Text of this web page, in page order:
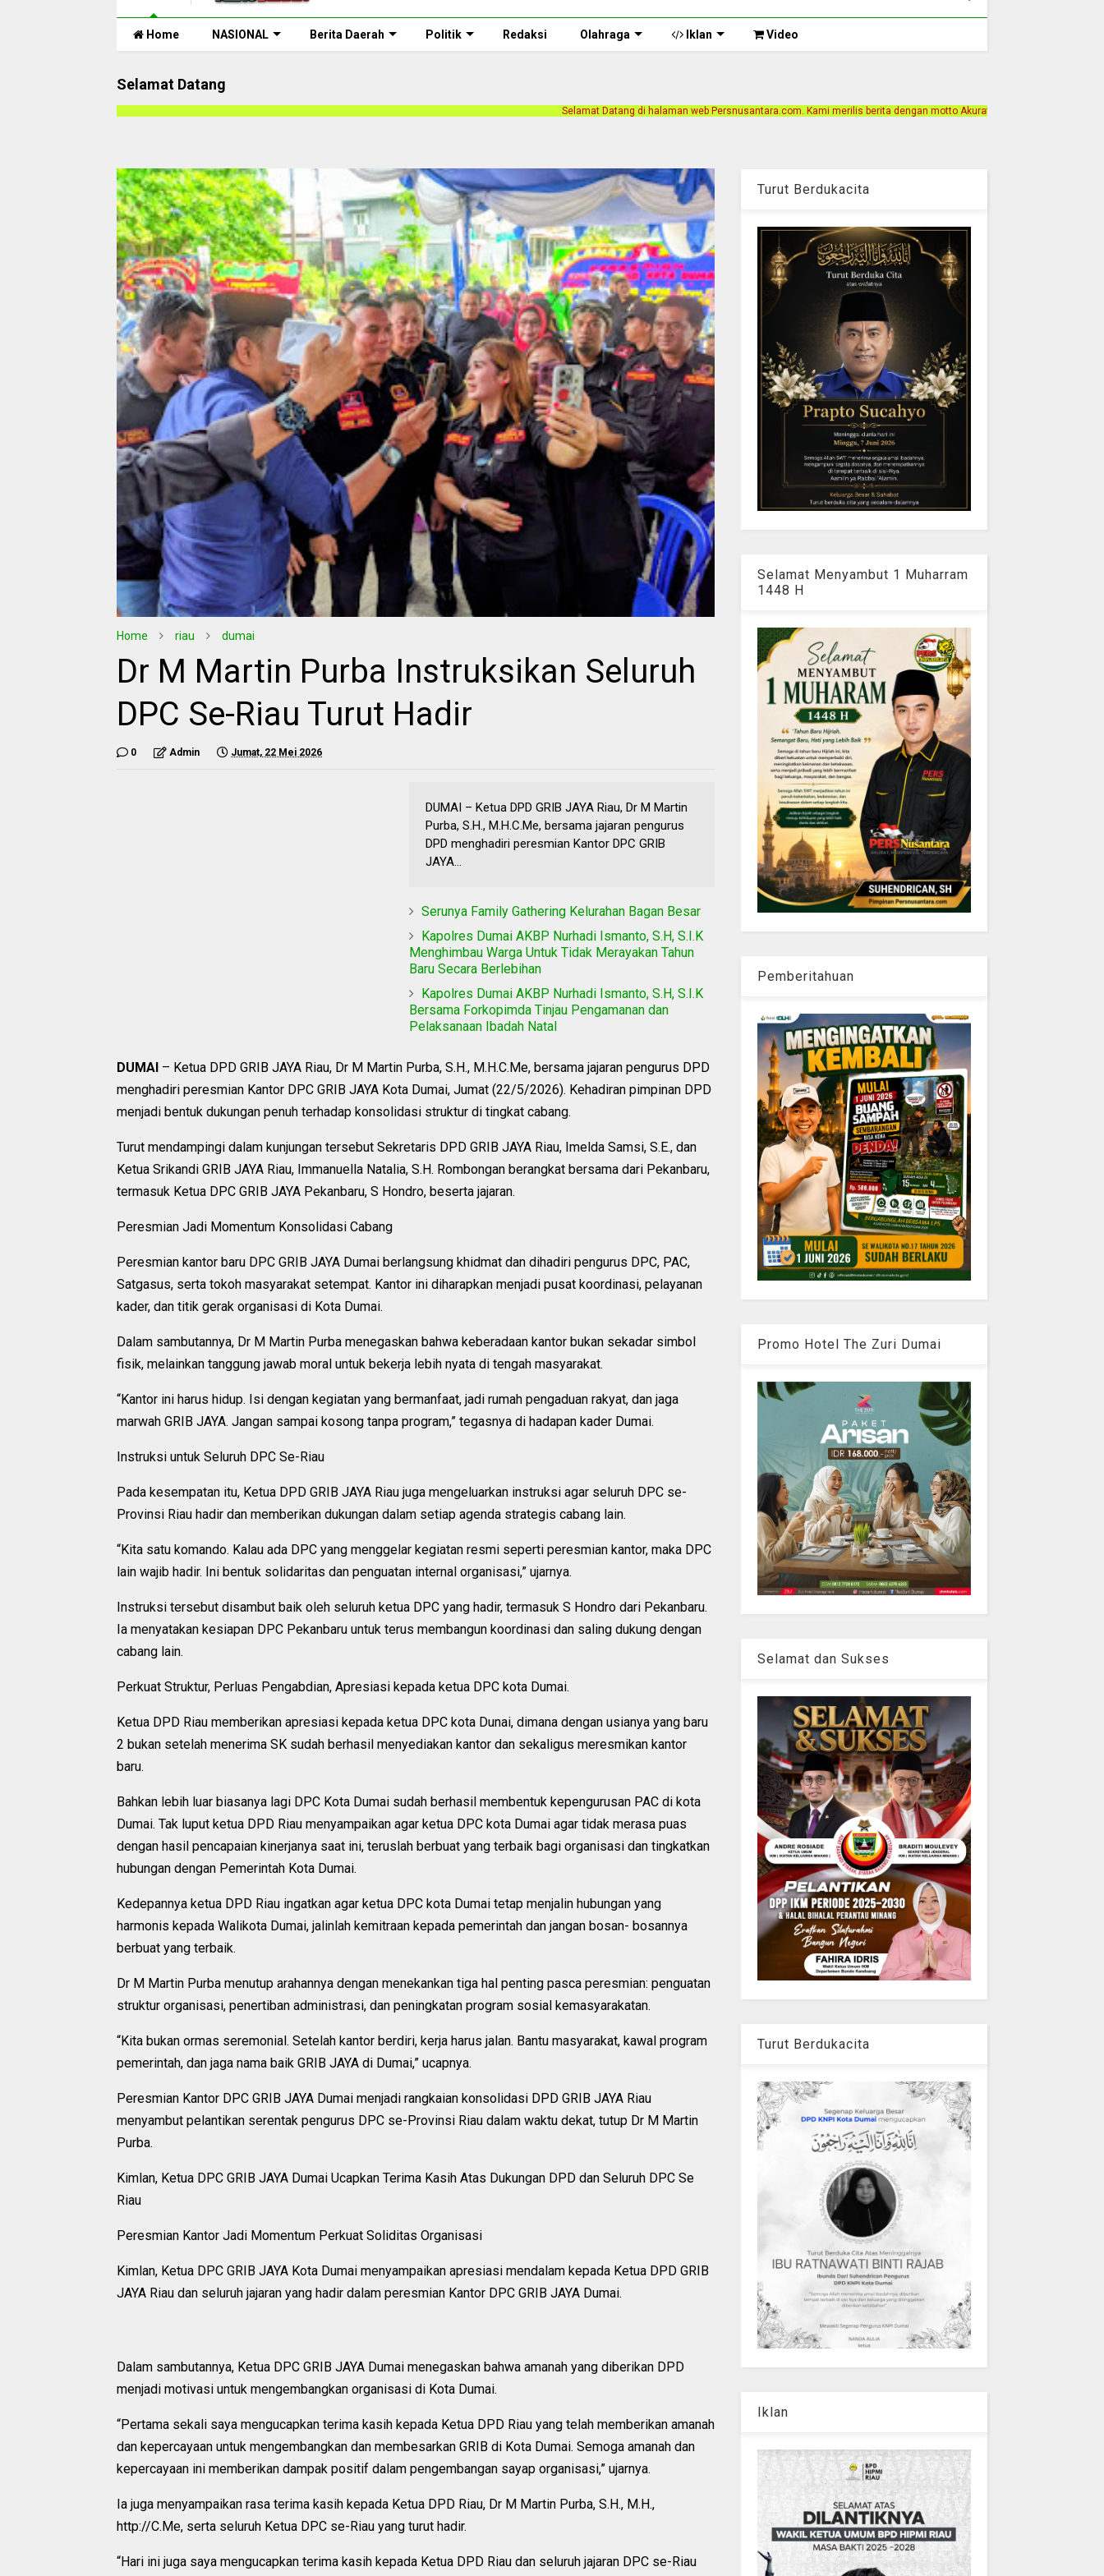
Home NASIONAL Berita Daerah Politik Redaksi Olahraga Iklan Video
Selamat Datang
Selamat Datang di halaman web Persnusantara.com. Kami merilis berita dengan motto Akurat, Independen, Terpercaya. Alamat Kantor
Home riau dumai
Dr M Martin Purba Instruksikan Seluruh
DPC Se-Riau Turut Hadir
0 Admin Jumat, 22 Mei 2026
DUMAI – Ketua DPD GRIB JAYA Riau, Dr M Martin
Purba, S.H., M.H.C.Me, bersama jajaran pengurus
DPD menghadiri peresmian Kantor DPC GRIB
JAYA...
Serunya Family Gathering Kelurahan Bagan Besar
Kapolres Dumai AKBP Nurhadi Ismanto, S.H, S.I.K
Menghimbau Warga Untuk Tidak Merayakan Tahun
Baru Secara Berlebihan
Kapolres Dumai AKBP Nurhadi Ismanto, S.H, S.I.K
Bersama Forkopimda Tinjau Pengamanan dan
Pelaksanaan Ibadah Natal
DUMAI – Ketua DPD GRIB JAYA Riau, Dr M Martin Purba, S.H., M.H.C.Me, bersama jajaran pengurus DPD
menghadiri peresmian Kantor DPC GRIB JAYA Kota Dumai, Jumat (22/5/2026). Kehadiran pimpinan DPD
menjadi bentuk dukungan penuh terhadap konsolidasi struktur di tingkat cabang.
Turut mendampingi dalam kunjungan tersebut Sekretaris DPD GRIB JAYA Riau, Imelda Samsi, S.E., dan
Ketua Srikandi GRIB JAYA Riau, Immanuella Natalia, S.H. Rombongan berangkat bersama dari Pekanbaru,
termasuk Ketua DPC GRIB JAYA Pekanbaru, S Hondro, beserta jajaran.
Peresmian Jadi Momentum Konsolidasi Cabang
Peresmian kantor baru DPC GRIB JAYA Dumai berlangsung khidmat dan dihadiri pengurus DPC, PAC,
Satgasus, serta tokoh masyarakat setempat. Kantor ini diharapkan menjadi pusat koordinasi, pelayanan
kader, dan titik gerak organisasi di Kota Dumai.
Dalam sambutannya, Dr M Martin Purba menegaskan bahwa keberadaan kantor bukan sekadar simbol
fisik, melainkan tanggung jawab moral untuk bekerja lebih nyata di tengah masyarakat.
“Kantor ini harus hidup. Isi dengan kegiatan yang bermanfaat, jadi rumah pengaduan rakyat, dan jaga
marwah GRIB JAYA. Jangan sampai kosong tanpa program,” tegasnya di hadapan kader Dumai.
Instruksi untuk Seluruh DPC Se-Riau
Pada kesempatan itu, Ketua DPD GRIB JAYA Riau juga mengeluarkan instruksi agar seluruh DPC se-
Provinsi Riau hadir dan memberikan dukungan dalam setiap agenda strategis cabang lain.
“Kita satu komando. Kalau ada DPC yang menggelar kegiatan resmi seperti peresmian kantor, maka DPC
lain wajib hadir. Ini bentuk solidaritas dan penguatan internal organisasi,” ujarnya.
Instruksi tersebut disambut baik oleh seluruh ketua DPC yang hadir, termasuk S Hondro dari Pekanbaru.
Ia menyatakan kesiapan DPC Pekanbaru untuk terus membangun koordinasi dan saling dukung dengan
cabang lain.
Perkuat Struktur, Perluas Pengabdian, Apresiasi kepada ketua DPC kota Dumai.
Ketua DPD Riau memberikan apresiasi kepada ketua DPC kota Dunai, dimana dengan usianya yang baru
2 bukan setelah menerima SK sudah berhasil menyediakan kantor dan sekaligus meresmikan kantor
baru.
Bahkan lebih luar biasanya lagi DPC Kota Dumai sudah berhasil membentuk kepengurusan PAC di kota
Dumai. Tak luput ketua DPD Riau menyampaikan agar ketua DPC kota Dumai agar tidak merasa puas
dengan hasil pencapaian kinerjanya saat ini, teruslah berbuat yang terbaik bagi organisasi dan tingkatkan
hubungan dengan Pemerintah Kota Dumai.
Kedepannya ketua DPD Riau ingatkan agar ketua DPC kota Dumai tetap menjalin hubungan yang
harmonis kepada Walikota Dumai, jalinlah kemitraan kepada pemerintah dan jangan bosan- bosannya
berbuat yang terbaik.
Dr M Martin Purba menutup arahannya dengan menekankan tiga hal penting pasca peresmian: penguatan
struktur organisasi, penertiban administrasi, dan peningkatan program sosial kemasyarakatan.
“Kita bukan ormas seremonial. Setelah kantor berdiri, kerja harus jalan. Bantu masyarakat, kawal program
pemerintah, dan jaga nama baik GRIB JAYA di Dumai,” ucapnya.
Peresmian Kantor DPC GRIB JAYA Dumai menjadi rangkaian konsolidasi DPD GRIB JAYA Riau
menyambut pelantikan serentak pengurus DPC se-Provinsi Riau dalam waktu dekat, tutup Dr M Martin
Purba.
Kimlan, Ketua DPC GRIB JAYA Dumai Ucapkan Terima Kasih Atas Dukungan DPD dan Seluruh DPC Se
Riau
Peresmian Kantor Jadi Momentum Perkuat Soliditas Organisasi
Kimlan, Ketua DPC GRIB JAYA Kota Dumai menyampaikan apresiasi mendalam kepada Ketua DPD GRIB
JAYA Riau dan seluruh jajaran yang hadir dalam peresmian Kantor DPC GRIB JAYA Dumai.
Dalam sambutannya, Ketua DPC GRIB JAYA Dumai menegaskan bahwa amanah yang diberikan DPD
menjadi motivasi untuk mengembangkan organisasi di Kota Dumai.
“Pertama sekali saya mengucapkan terima kasih kepada Ketua DPD Riau yang telah memberikan amanah
dan kepercayaan untuk mengembangkan dan membesarkan GRIB di Kota Dumai. Semoga amanah dan
kepercayaan ini memberikan dampak positif dalam pengembangan sayap organisasi,” ujarnya.
Ia juga menyampaikan rasa terima kasih kepada Ketua DPD Riau, Dr M Martin Purba, S.H., M.H.,
http://C.Me, serta seluruh Ketua DPC se-Riau yang turut hadir.
“Hari ini juga saya mengucapkan terima kasih kepada Ketua DPD Riau dan seluruh jajaran DPC se-Riau
Turut Berdukacita
Selamat Menyambut 1 Muharram
1448 H
Pemberitahuan
Promo Hotel The Zuri Dumai
Selamat dan Sukses
Turut Berdukacita
Iklan